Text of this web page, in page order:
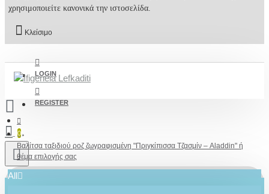
χρησιμοποιείτε κανονικά την ιστοσελίδα.
Κλείσιμο
LOGIN
REGISTER
0
All
Βαλίτσα ταξιδιού ροζ ζωγραφισμένη "Πριγκίπισσα Τζασμίν – Aladdin" ή
θέμα επιλογής σας